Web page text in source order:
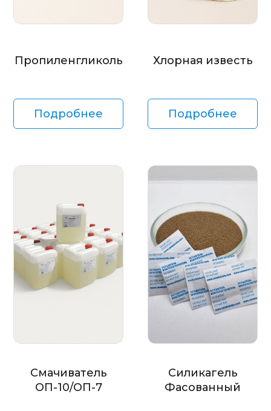
Пропиленгликоль
Подробнее
Хлорная известь
Подробнее
Смачиватель
ОП-10/ОП-7
Силикагель
Фасованный